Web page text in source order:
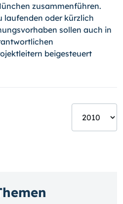
zusammenführen.
laufenden oder kürzlich
sollen auch in
beigesteuert